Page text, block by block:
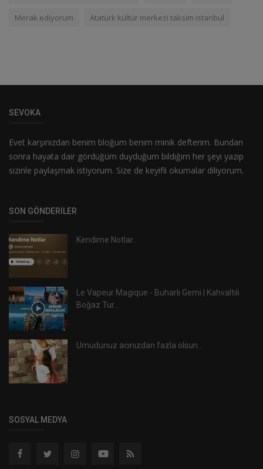
Merak ediyorum Atatürk kültür merkezi taksim istanbul
SEVOKA
Evet karşınızdan benim bloğum benim minik defterim. Bundan
sonra hayata dair gördüğüm duyduğum bildiğim her şeyi yazıp
sizinle paylaşmak istiyorum. Size de keyifli okumalar diliyorum.
SON GÖNDERILER
Kendime Notlar..
Le Vapeur Magique - Buharlı Gemi | Kahvaltılı
Boğaz Tur...
Umudunuz acınızdan fazla olsun...
SOSYAL MEDYA